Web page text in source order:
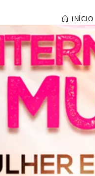
INÍCIO